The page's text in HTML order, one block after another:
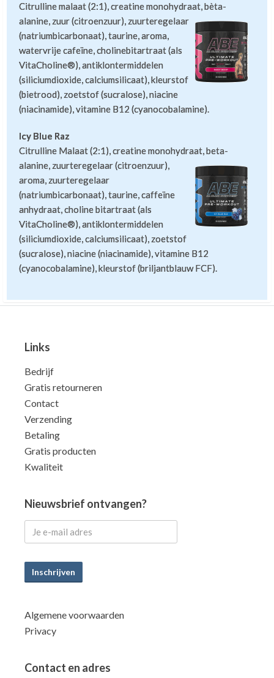
Citrulline malaat (2:1), creatine monohydraat,bèta-
alanine, zuur (citroenzuur), zuurteregelaar
(natriumbicarbonaat), taurine, aroma,
watervrije cafeïne, cholinebitartraat (als
VitaCholine®), antiklontermiddelen
(siliciumdioxide, calciumsilicaat), kleurstof
(bietrood), zoetstof (sucralose), niacine
(niacinamide), vitamine B12 (cyanocobalamine).
Icy Blue Raz
Citrulline Malaat (2:1), creatine monohydraat,beta-
alanine, zuurteregelaar (citroenzuur),
aroma, zuurteregelaar
(natriumbicarbonaat), taurine, caffeïne
anhydraat, choline bitartraat (als
VitaCholine®), antiklontermiddelen
(siliciumdioxide, calciumsilicaat), zoetstof
(sucralose), niacine (niacinamide), vitamine B12
(cyanocobalamine), kleurstof (briljantblauw FCF).
Links
Bedrijf
Gratis retourneren
Contact
Verzending
Betaling
Gratis producten
Kwaliteit
Nieuwsbrief ontvangen?
Inschrijven
Algemene voorwaarden
Privacy
Contact en adres